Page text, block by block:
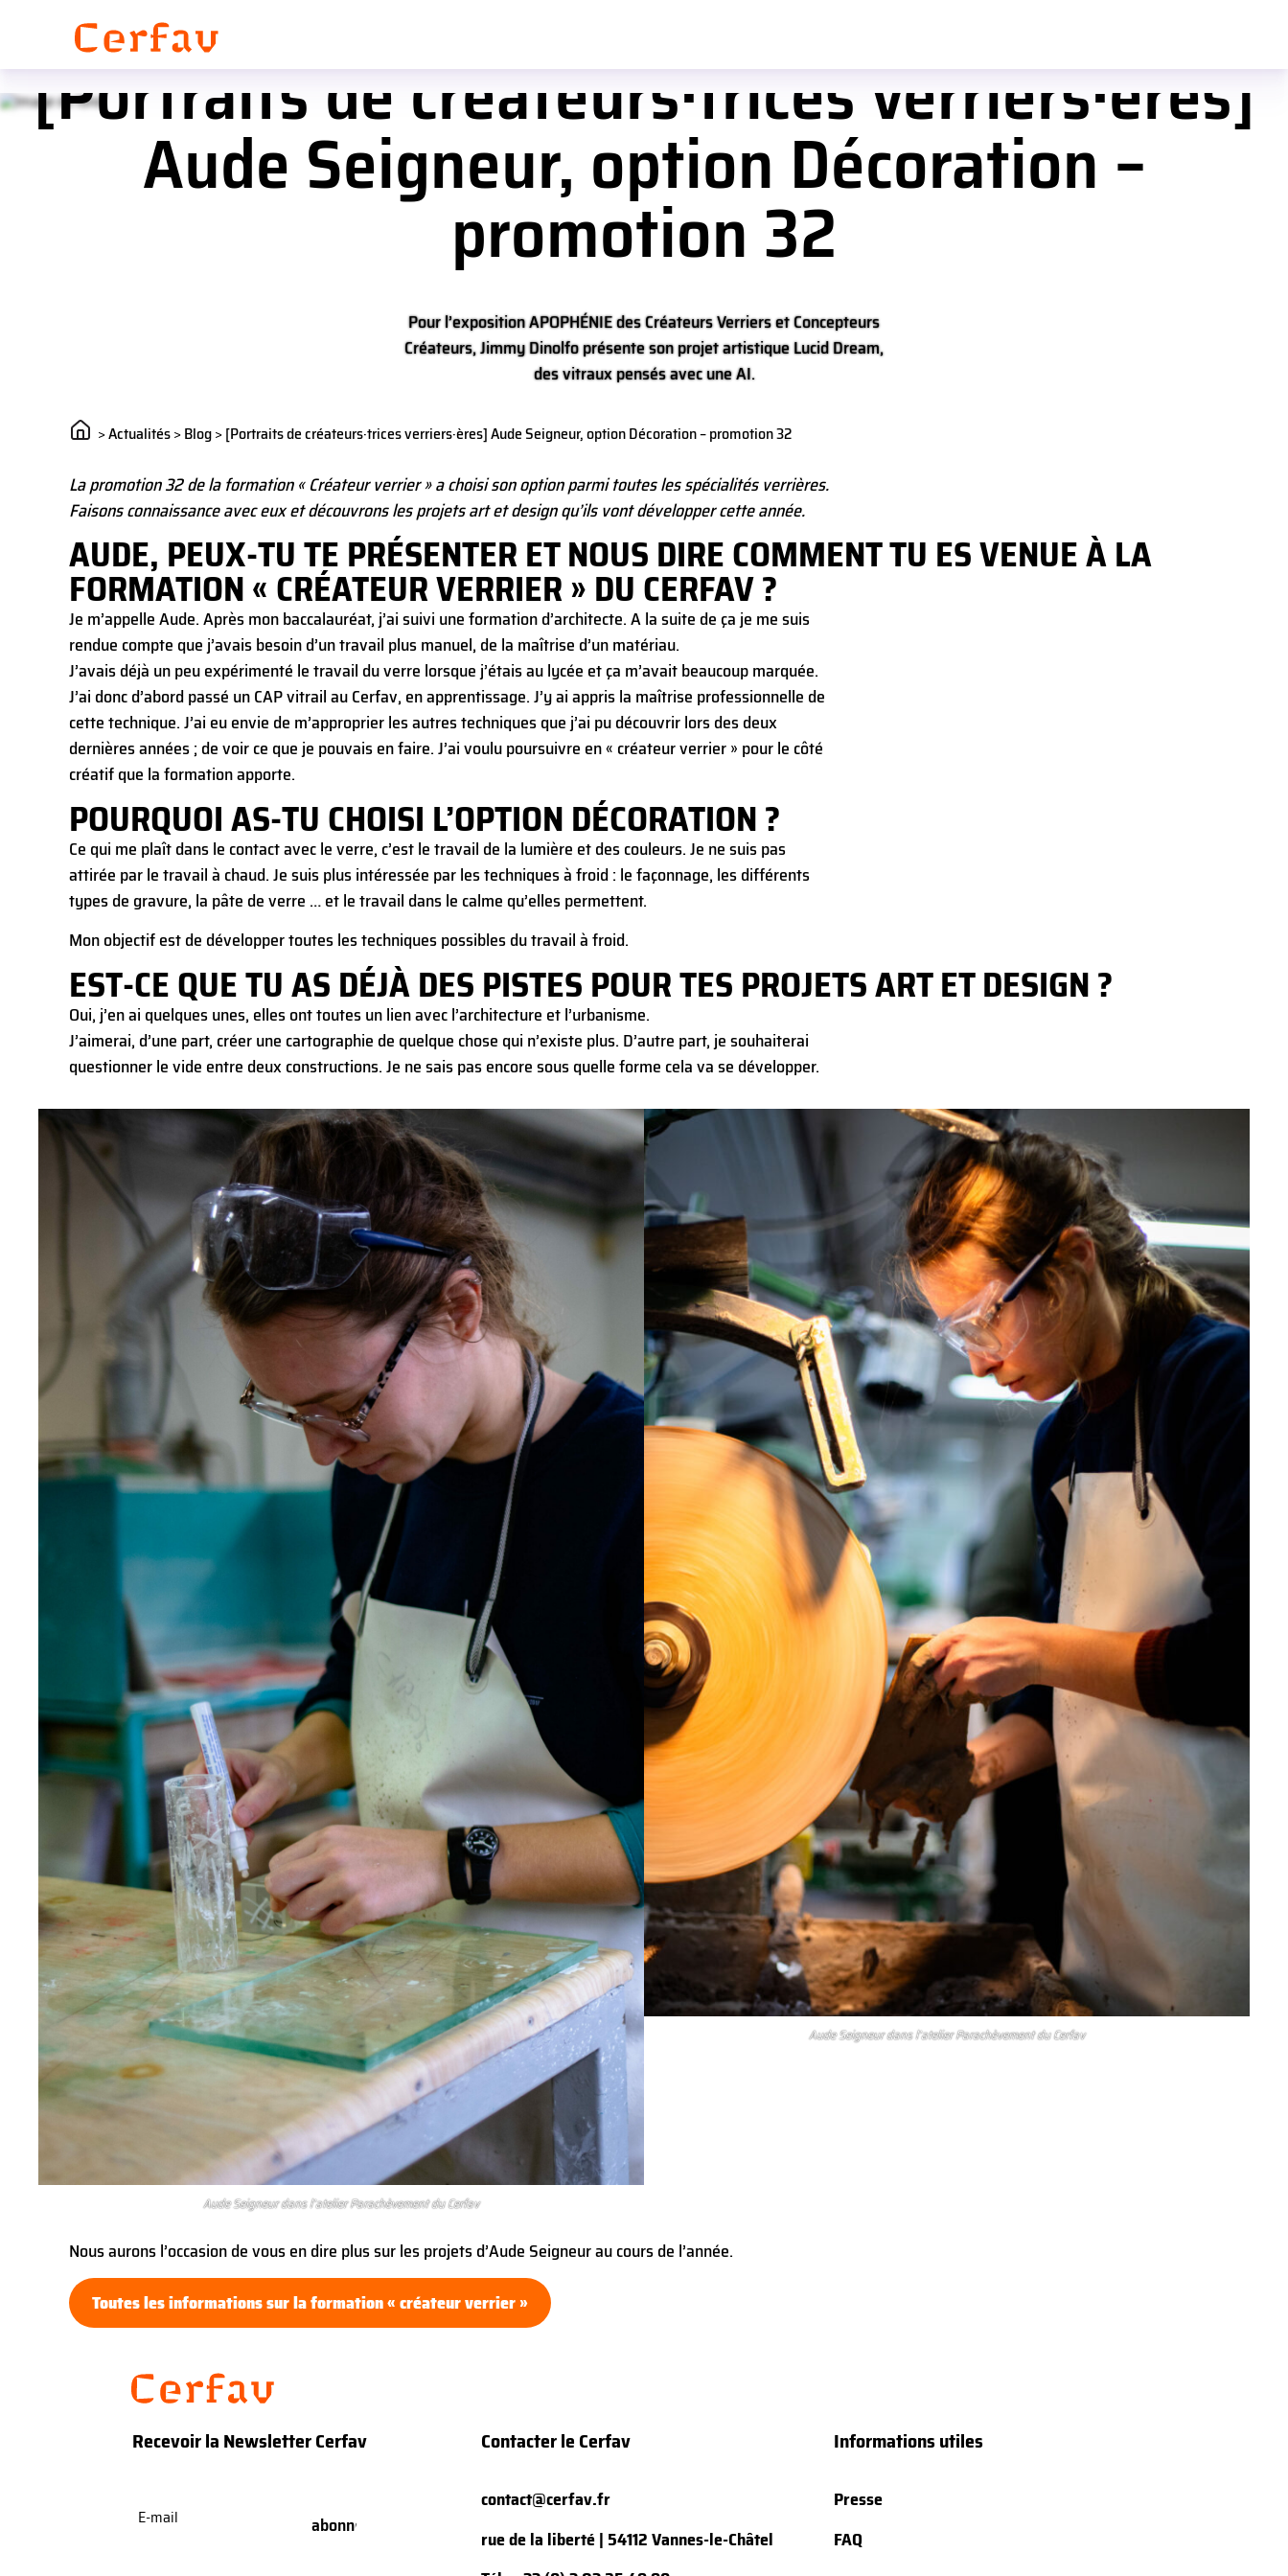
[Portraits de créateurs·trices verriers·ères]
Aude Seigneur, option Décoration –
promotion 32
Pour l’exposition APOPHÉNIE des Créateurs Verriers et Concepteurs
Créateurs, Jimmy Dinolfo présente son projet artistique Lucid Dream,
des vitraux pensés avec une AI.
>Actualités>Blog>[Portraits de créateurs·trices verriers·ères] Aude Seigneur, option Décoration – promotion 32
La promotion 32 de la formation « Créateur verrier » a choisi son option parmi toutes les spécialités verrières.
Faisons connaissance avec eux et découvrons les projets art et design qu’ils vont développer cette année.
AUDE, PEUX-TU TE PRÉSENTER ET NOUS DIRE COMMENT TU ES VENUE À LA
FORMATION « CRÉATEUR VERRIER » DU CERFAV ?
Je m’appelle Aude. Après mon baccalauréat, j’ai suivi une formation d’architecte. A la suite de ça je me suis
rendue compte que j’avais besoin d’un travail plus manuel, de la maîtrise d’un matériau.
J’avais déjà un peu expérimenté le travail du verre lorsque j’étais au lycée et ça m’avait beaucoup marquée.
J’ai donc d’abord passé un CAP vitrail au Cerfav, en apprentissage. J’y ai appris la maîtrise professionnelle de
cette technique. J’ai eu envie de m’approprier les autres techniques que j’ai pu découvrir lors des deux
dernières années ; de voir ce que je pouvais en faire. J’ai voulu poursuivre en « créateur verrier » pour le côté
créatif que la formation apporte.
POURQUOI AS-TU CHOISI L’OPTION DÉCORATION ?
Ce qui me plaît dans le contact avec le verre, c’est le travail de la lumière et des couleurs. Je ne suis pas
attirée par le travail à chaud. Je suis plus intéressée par les techniques à froid : le façonnage, les différents
types de gravure, la pâte de verre … et le travail dans le calme qu’elles permettent.
Mon objectif est de développer toutes les techniques possibles du travail à froid.
EST-CE QUE TU AS DÉJÀ DES PISTES POUR TES PROJETS ART ET DESIGN ?
Oui, j’en ai quelques unes, elles ont toutes un lien avec l’architecture et l’urbanisme.
J’aimerai, d’une part, créer une cartographie de quelque chose qui n’existe plus. D’autre part, je souhaiterai
questionner le vide entre deux constructions. Je ne sais pas encore sous quelle forme cela va se développer.
Aude Seigneur dans l’atelier Parachèvement du Cerfav
Aude Seigneur dans l’atelier Parachèvement du Cerfav
Nous aurons l’occasion de vous en dire plus sur les projets d’Aude Seigneur au cours de l’année.
Toutes les informations sur la formation « créateur verrier »
Recevoir la Newsletter Cerfav
mail(Nécessaire)
Contacter le Cerfav
contact@cerfav.fr
rue de la liberté | 54112 Vannes-le-Châtel
Informations utiles
Presse
FAQ